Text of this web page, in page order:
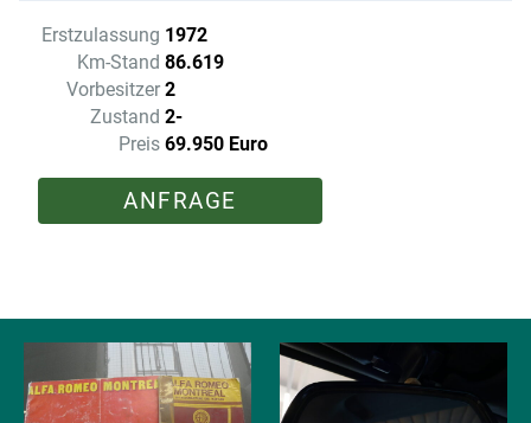
Erstzulassung 1972
Km-Stand 86.619
Vorbesitzer 2
Zustand 2-
Preis 69.950 Euro
ANFRAGE